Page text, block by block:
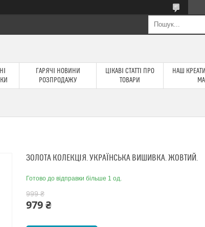
ГАРЯЧІ НОВИНИ
РОЗПРОДАЖУ
ЦІКАВІ СТАТТІ ПРО
ТОВАРИ
НАШ
ЗОЛОТА КОЛЕКЦІЯ. УКРАЇНСЬКА ВИШИВКА. ЖОВТИЙ.
Готово до відправки більше 1 од.
999 ₴
979 ₴